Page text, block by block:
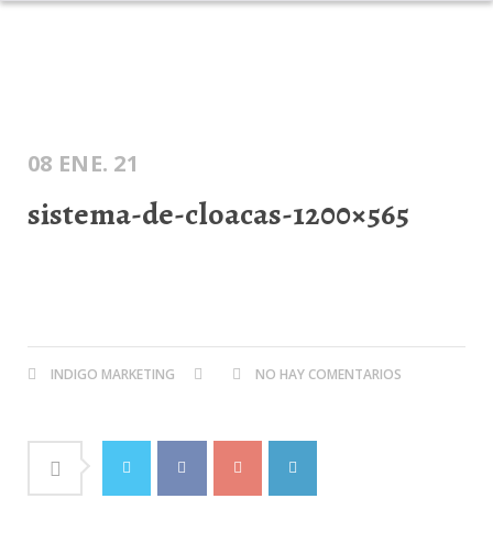
INICIO DESAGOTES DESTAPA CAÑERÍAS
08 ENE. 21
sistema-de-cloacas-1200×565
INDIGO MARKETING NO HAY COMENTARIOS